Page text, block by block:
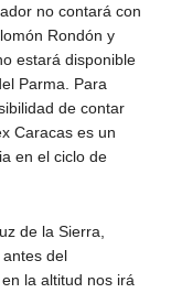
no contará con
Rondón y
estará disponible
Parma. Para
de contar
Caracas es un
en el ciclo de
de la Sierra,
del
la altitud nos irá